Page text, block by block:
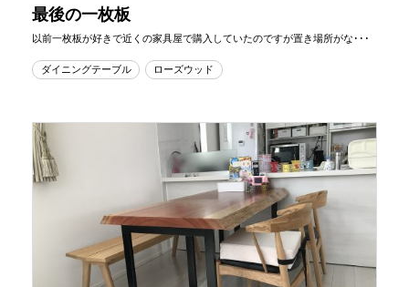
最後の一枚板
以前一枚板が好きで近くの家具屋で購入していたのですが置き場所がな･･･
ダイニングテーブル ローズウッド